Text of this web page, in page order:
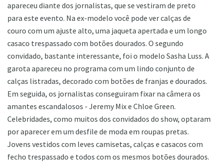
apareceu diante dos jornalistas, que se vestiram de preto
para este evento. Na ex-modelo você pode ver calças de
couro com um ajuste alto, uma jaqueta apertada e um longo
casaco trespassado com botões dourados. O segundo
convidado, bastante interessante, foi o modelo Sasha Luss. A
garota apareceu no programa com um lindo conjunto de
calças listradas, decorado com botões de franjas e dourados.
Em seguida, os jornalistas conseguiram fixar na câmera os
amantes escandalosos - Jeremy Mix e Chloe Green.
Celebridades, como muitos dos convidados do show, optaram
por aparecer em um desfile de moda em roupas pretas.
Jovens vestidos com leves camisetas, calças e casacos com
fecho trespassado e todos com os mesmos botões dourados.